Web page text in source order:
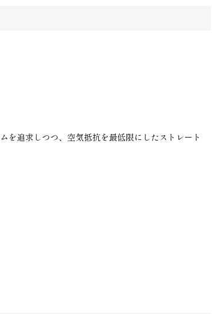
を追求しつつ、空気抵抗を最低限にしたストレート